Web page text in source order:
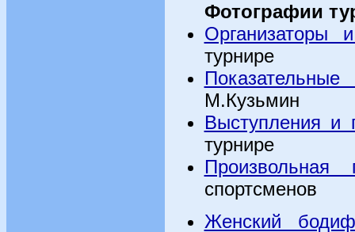
Фотографии
Организаторы
турнире
М.Кузьмин
Выступления и
турнире
Произвольная
спортсменов
Женский